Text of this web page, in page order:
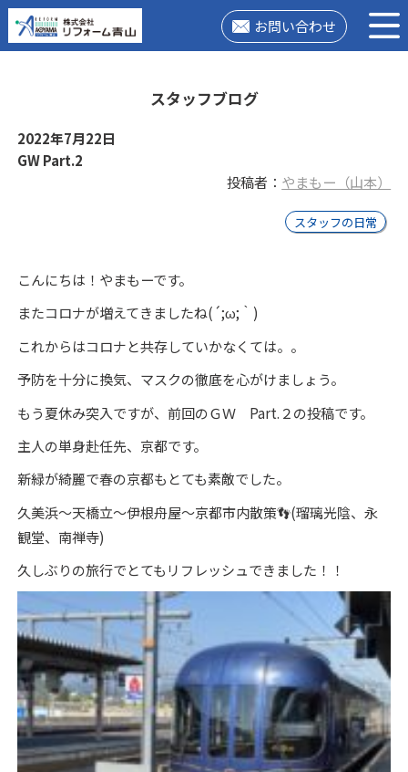
お問い合わせ
スタッフブログ
2022年7月22日
GW Part.2
投稿者： やまもー（山本）
スタッフの日常
こんにちは！やまもーです。
またコロナが増えてきましたね(´;ω;｀)
これからはコロナと共存していかなくては。。
予防を十分に換気、マスクの徹底を心がけましょう。
もう夏休み突入ですが、前回のＧＷ Part.２の投稿です。
主人の単身赴任先、京都です。
新緑が綺麗で春の京都もとても素敵でした。
久美浜～天橋立～伊根舟屋～京都市内散策👣(瑠璃光陰、永
観堂、南禅寺)
久しぶりの旅行でとてもリフレッシュできました！！